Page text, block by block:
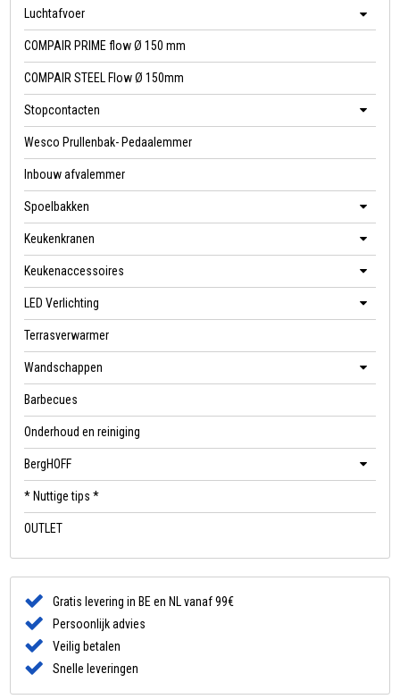
Luchtafvoer
COMPAIR PRIME flow Ø 150 mm
COMPAIR STEEL Flow Ø 150mm
Stopcontacten
Wesco Prullenbak- Pedaalemmer
Inbouw afvalemmer
Spoelbakken
Keukenkranen
Keukenaccessoires
LED Verlichting
Terrasverwarmer
Wandschappen
Barbecues
Onderhoud en reiniging
BergHOFF
* Nuttige tips *
OUTLET
Gratis levering in BE en NL vanaf 99€
Persoonlijk advies
Veilig betalen
Snelle leveringen